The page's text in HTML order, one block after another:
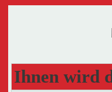
Ihnen wird